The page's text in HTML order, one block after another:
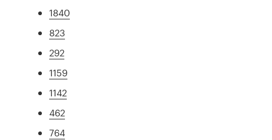
1840
823
292
1159
1142
462
764